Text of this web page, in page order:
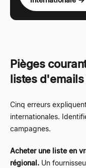
Pièges
listes
Cinq erreurs
internationales.
campagnes.
Acheter une liste en
régional. Un